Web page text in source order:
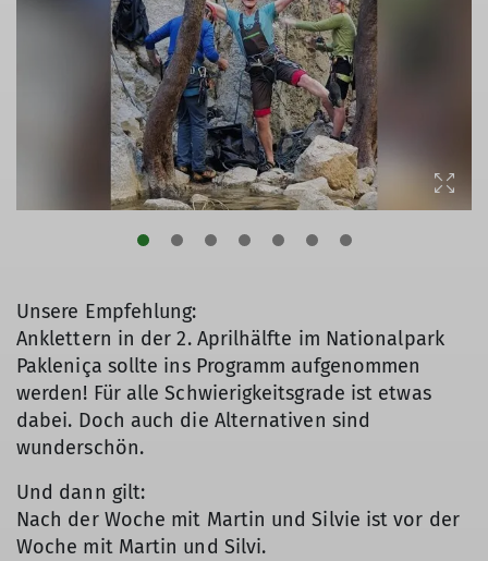
Unsere Empfehlung:
Anklettern in der 2. Aprilhälfte im Nationalpark
Pakleniça sollte ins Programm aufgenommen
werden! Für alle Schwierigkeitsgrade ist etwas
dabei. Doch auch die Alternativen sind
wunderschön.
Und dann gilt:
Nach der Woche mit Martin und Silvie ist vor der
Woche mit Martin und Silvi.